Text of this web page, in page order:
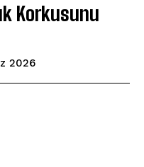
Korkusunu
2026